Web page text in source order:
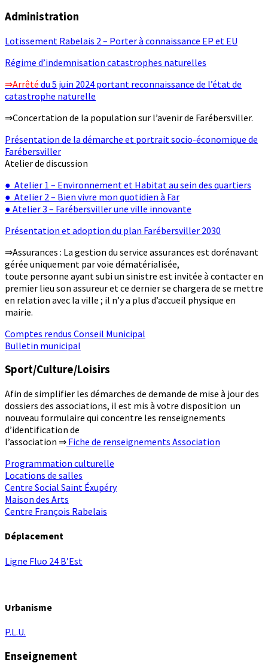
Administration
Lotissement Rabelais 2 – Porter à connaissance EP et EU
Régime d’indemnisation catastrophes naturelles
⇒Arrêté du 5 juin 2024 portant reconnaissance de l’état de
catastrophe naturelle
⇒Concertation de la population sur l’avenir de Farébersviller.
Présentation de la démarche et portrait socio-économique de
Farébersviller
Atelier de discussion
● Atelier 1 – Environnement et Habitat au sein des quartiers
● Atelier 2 – Bien vivre mon quotidien à Far
● Atelier 3 – Farébersviller une ville innovante
Présentation et adoption du plan Farébersviller 2030
⇒Assurances : La gestion du service assurances est dorénavant
gérée uniquement par voie dématérialisée,
toute personne ayant subi un sinistre est invitée à contacter en
premier lieu son assureur et ce dernier se chargera de se mettre
en relation avec la ville ; il n’y a plus d’accueil physique en
mairie.
Comptes rendus Conseil Municipal
Bulletin municipal
Sport/Culture/Loisirs
Afin de simplifier les démarches de demande de mise à jour des
dossiers des associations, il est mis à votre disposition un
nouveau formulaire qui concentre les renseignements
d’identification de
l’association ⇒ Fiche de renseignements Association
Programmation culturelle
Locations de salles
Centre Social Saint Éxupéry
Maison des Arts
Centre François Rabelais
Déplacement
Ligne Fluo 24 B’Est
Urbanisme
P.L.U.
Enseignement